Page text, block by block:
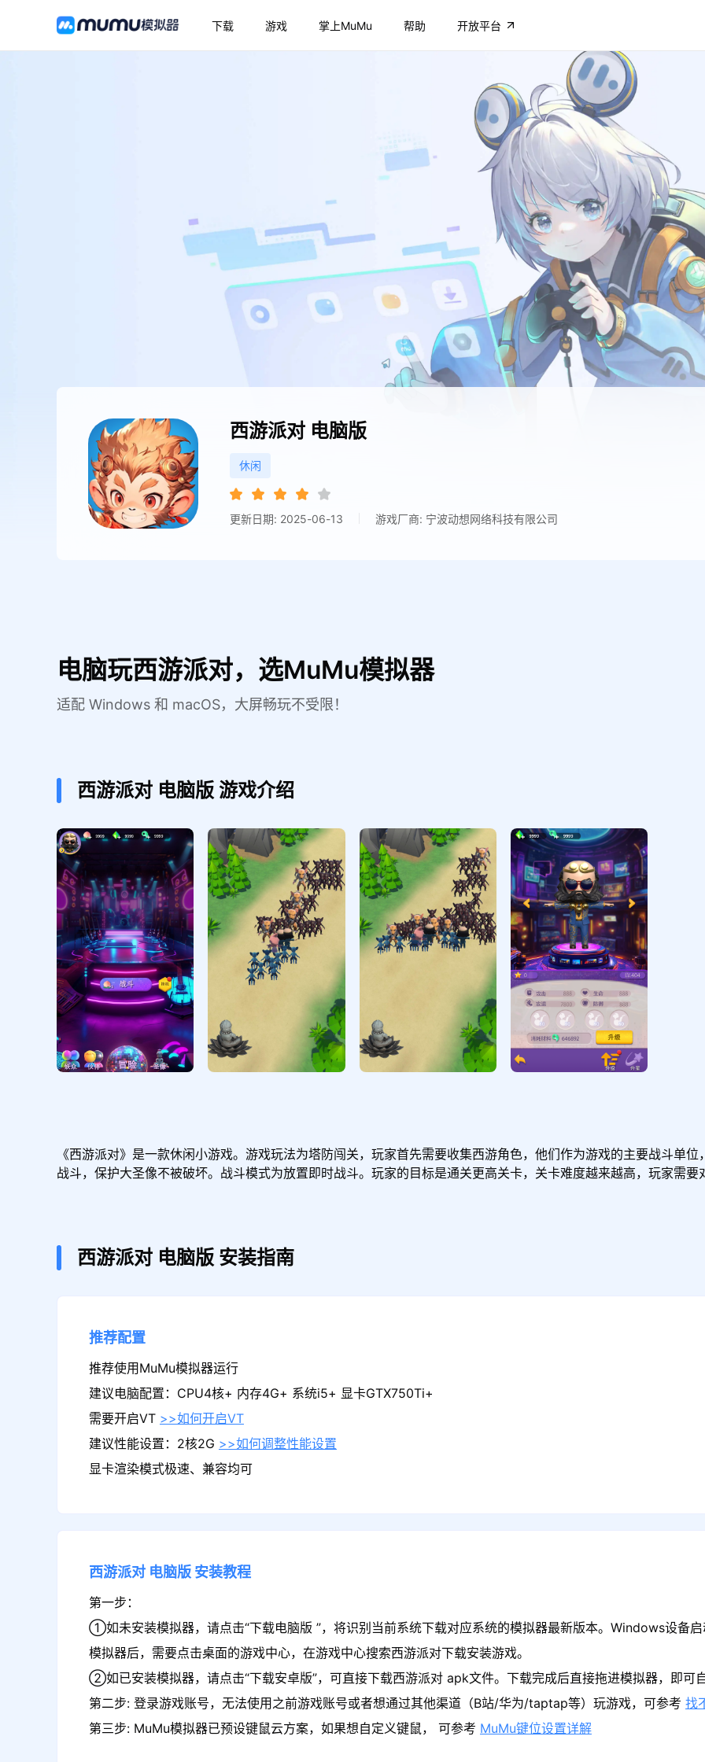
下载 游戏 掌上MuMu 帮助 开放平台
西游派对 电脑版
休闲
更新日期: 2025-06-13 游戏厂商: 宁波动想网络科技有限公司
电脑玩西游派对，选MuMu模拟器
适配 Windows 和 macOS，大屏畅玩不受限！
西游派对 电脑版 游戏介绍
《西游派对》是一款休闲小游戏。游戏玩法为塔防闯关，玩家首先需要收集西游角色，他们作为游戏的主要战斗单
战斗，保护大圣像不被破坏。战斗模式为放置即时战斗。玩家的目标是通关更高关卡，关卡难度越来越高，玩家需
西游派对 电脑版 安装指南
推荐配置
推荐使用MuMu模拟器运行
建议电脑配置：CPU4核+ 内存4G+ 系统i5+ 显卡GTX750Ti+
需要开启VT >>如何开启VT
建议性能设置：2核2G >>如何调整性能设置
显卡渲染模式极速、兼容均可
西游派对 电脑版 安装教程
第一步：
①如未安装模拟器，请点击“下载电脑版 ”，将识别当前系统下载对应系统的模拟器最新版本。Windows设备
模拟器后，需要点击桌面的游戏中心，在游戏中心搜索西游派对下载安装游戏。
②如已安装模拟器，请点击“下载安卓版”，可直接下载西游派对 apk文件。下载完成后直接拖进模拟器，即可
第二步: 登录游戏账号，无法使用之前游戏账号或者想通过其他渠道（B站/华为/taptap等）玩游戏，可参考 找
第三步: MuMu模拟器已预设键鼠云方案，如果想自定义键鼠， 可参考 MuMu键位设置详解